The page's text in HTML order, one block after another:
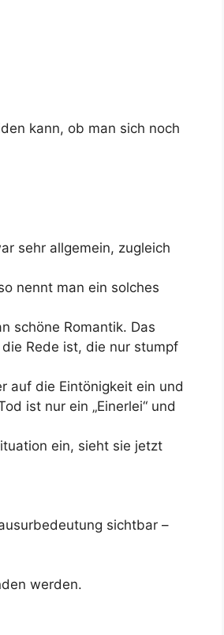
kann, ob man sich noch
sehr allgemein, zugleich
nennt man ein solches
schöne Romantik. Das
Rede ist, die nur stumpf
auf die Eintönigkeit ein und
ist nur ein „Einerlei“ und
ein, sieht sie jetzt
sichtbar –
werden.